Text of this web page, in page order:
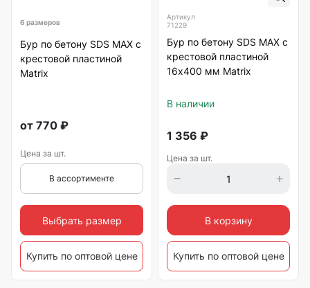
6 размеров
Бур по бетону SDS MAX с
крестовой пластиной
Matrix
от 770 ₽
Цена за шт.
В ассортименте
Выбрать размер
Купить по оптовой цене
Артикул
71229
Бур по бетону SDS MAX с
крестовой пластиной
16х400 мм Matrix
В наличии
1 356 ₽
Цена за шт.
В корзину
Купить по оптовой цене